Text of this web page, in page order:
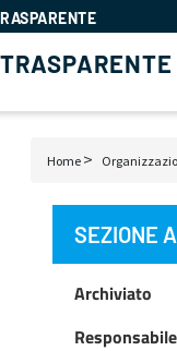
pane
Home
SEZIONE
Archiviato
Responsabile